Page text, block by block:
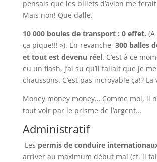
pensais que les billets d’avion me
Mais non! Que dalle.
10 000 boules de transport : 0 effet.
ça pique!!! »). En revanche, 300 balles
et tout est devenu réel. C’est à ce
eu un flash, j’ai su qu’il fallait que je
chaussons. C’est pas incroyable ça!?
Money money money… Comme moi, il
tout voir par le prisme de l’argent…
Administratif
Les permis de conduire
arriver au maximum début mai (cf. il